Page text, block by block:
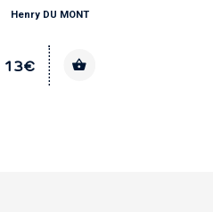
Henry DU MONT
13€